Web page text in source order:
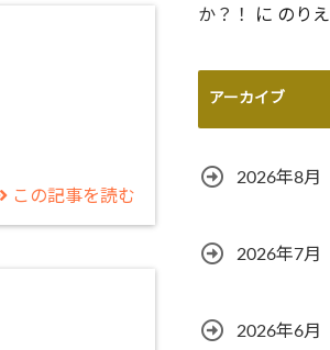
この記事を読む
か？！ に のりえ
アーカイブ
2026年8月
2026年7月
2026年6月